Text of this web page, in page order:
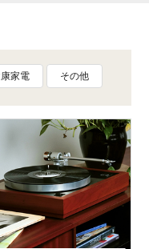
家電 その他